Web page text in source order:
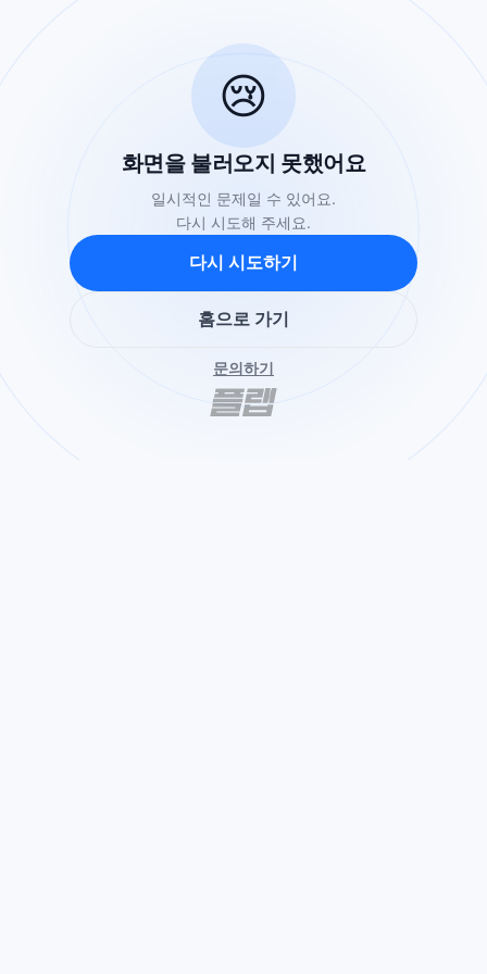
😢
화면을 불러오지 못했어요
일시적인 문제일 수 있어요.
다시 시도해 주세요.
다시 시도하기
홈으로 가기
문의하기